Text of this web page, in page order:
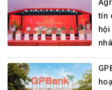
tín